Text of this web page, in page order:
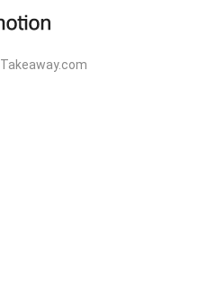
Takeaway.com